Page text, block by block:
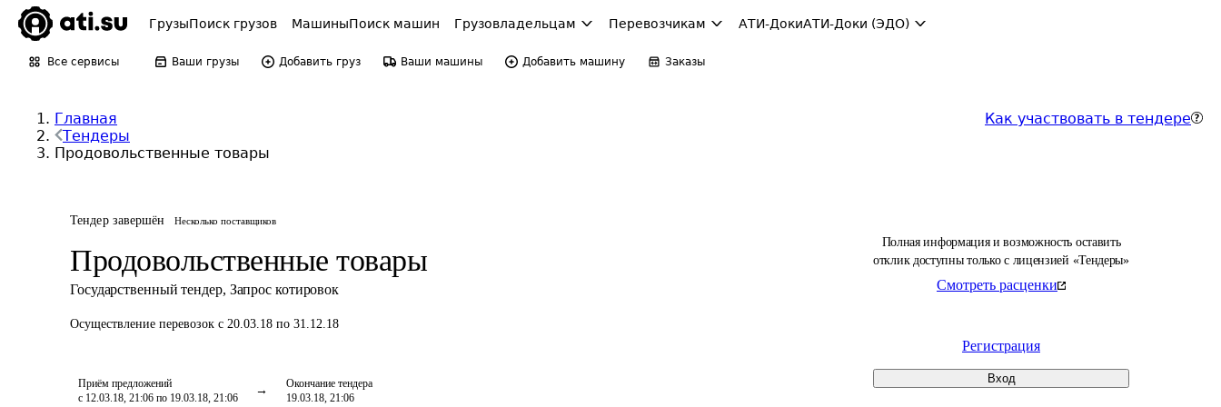
ГрузыПоиск грузов МашиныПоиск машин Грузовладельцам Перевозчикам АТИ-ДокиАТИ-Доки (ЭДО)
Все сервисы Ваши грузы Добавить груз Ваши машины Добавить машину Заказы
Главная
Тендеры
Продовольственные товары
Как участвовать в тендере
Тендер завершён Несколько поставщиков
Продовольственные товары
Государственный тендер, Запрос котировок
Осуществление перевозок с 20.03.18 по 31.12.18
Приём предложений
с 12.03.18, 21:06 по 19.03.18, 21:06
Окончание тендера
19.03.18, 21:06
Полная информация и возможность оставить
отклик доступны только с лицензией «Тендеры»
Смотреть расценки
Регистрация
Вход